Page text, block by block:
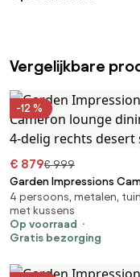
Vergelijkbare
-12 %
€ 879€ 999
Garden Impressions
lounge dining set 4-delig
rechts desert sand
4 persoons, metalen,
met kussens
Op voorraad
Gratis bezorging